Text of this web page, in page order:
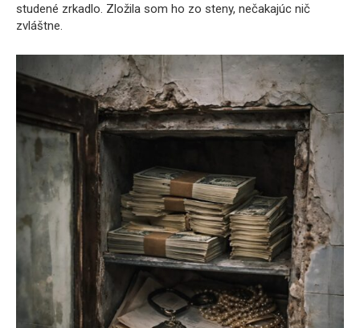
studené zrkadlo. Zložila som ho zo steny, nečakajúc nič
zvláštne.